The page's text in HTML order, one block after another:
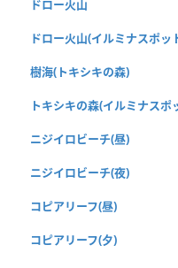
ドロー火山
ドロー火山(イルミナスポッ
樹海(トキシキの森)
トキシキの森(イルミナスポ
ニジイロビーチ(昼)
ニジイロビーチ(夜)
コピアリーフ(昼)
コピアリーフ(夕)